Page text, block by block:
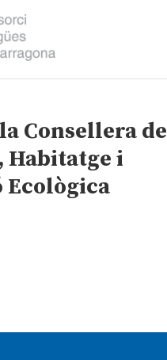
Consellera de
i